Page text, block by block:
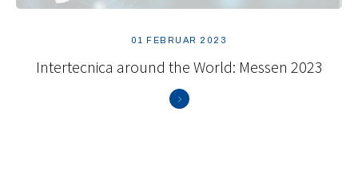
01 FEBRUAR 2023
Intertecnica around the World: Messen 2023